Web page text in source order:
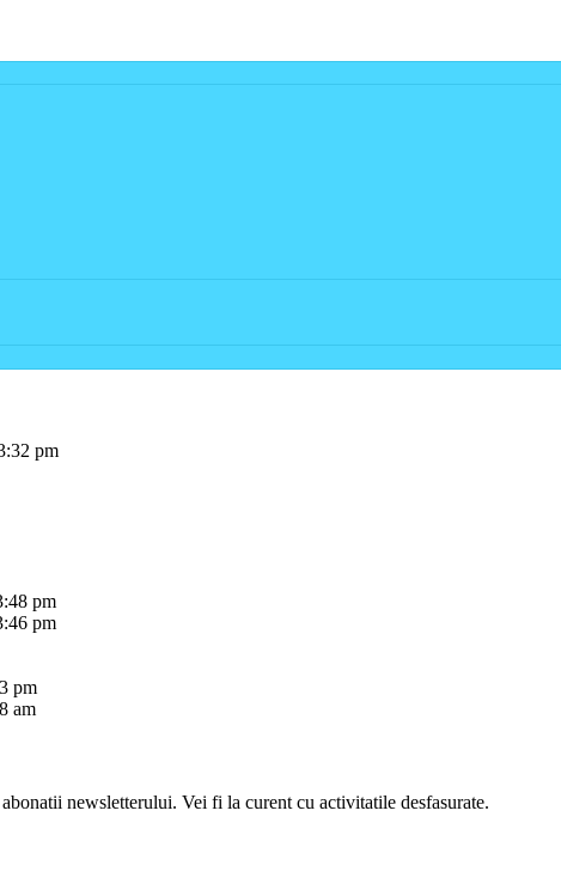
pm
pm
pm
pm
am
newsletterului. Vei fi la curent cu activitatile desfasurate.